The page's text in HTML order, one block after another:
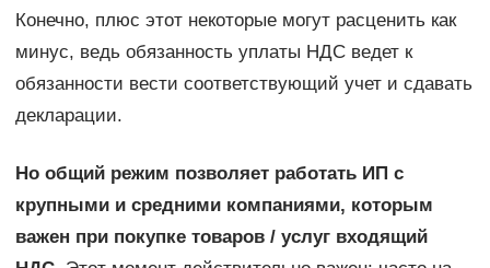
Конечно, плюс этот некоторые могут расценить как
минус, ведь обязанность уплаты НДС ведет к
обязанности вести соответствующий учет и сдавать
декларации.
Но общий режим позволяет работать ИП с
крупными и средними компаниями, которым
важен при покупке товаров / услуг входящий